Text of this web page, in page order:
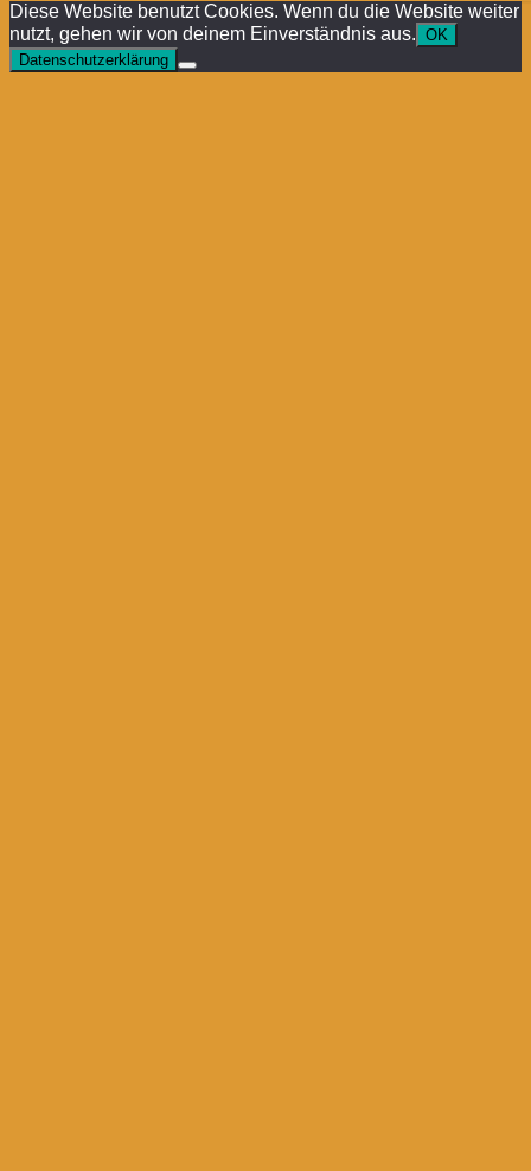
Diese Website benutzt Cookies. Wenn du die Website weiter
nutzt, gehen wir von deinem Einverständnis aus. OK
Datenschutzerklärung